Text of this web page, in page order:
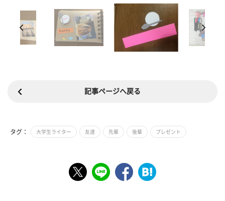
記事ページへ戻る
タグ： 大学生ライター 友達 先輩 後輩 プレゼント